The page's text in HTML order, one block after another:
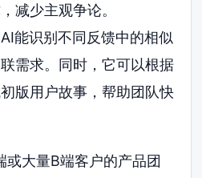
减少主观争论。
能识别不同反馈中的相似
需求。同时，它可以根据
版用户故事，帮助团队快
或大量B端客户的产品团